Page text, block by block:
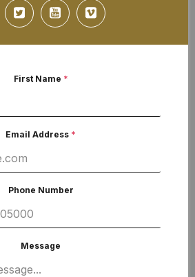
First Name *
Email Address *
Phone Number
Message